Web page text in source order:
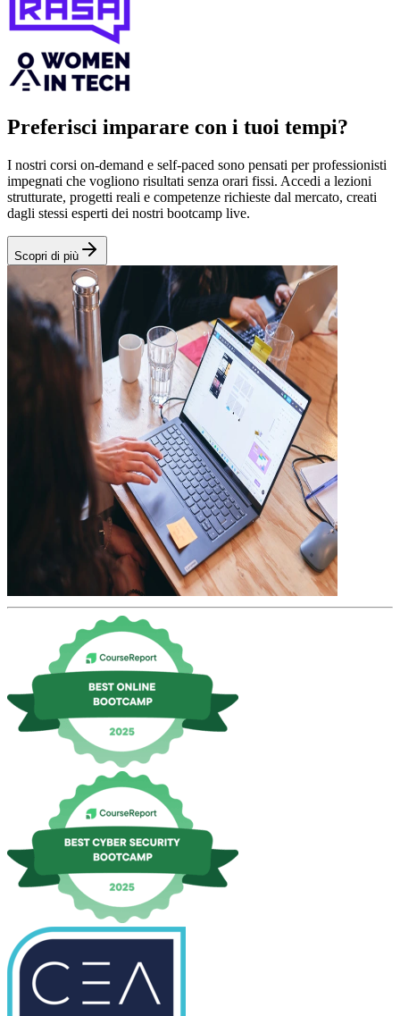
Preferisci imparare con i tuoi tempi?
I nostri corsi on‑demand e self‑paced sono pensati per professionisti
impegnati che vogliono risultati senza orari fissi. Accedi a lezioni
strutturate, progetti reali e competenze richieste dal mercato, creati
dagli stessi esperti dei nostri bootcamp live.
Scopri di più